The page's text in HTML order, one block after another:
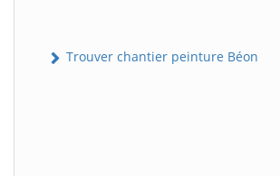
Trouver chantier peinture Béon